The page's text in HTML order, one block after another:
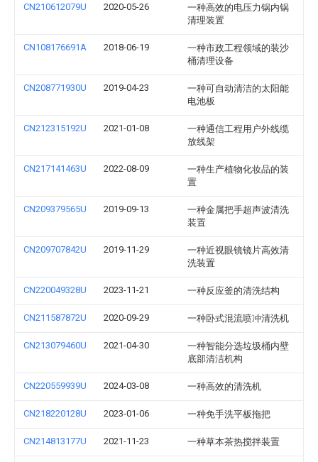
CN210612079U 2020-05-26
一种高效的电压力锅内锅
清理装置
CN108176691A 2018-06-19
一种市政工程领域的装沙
桶清理设备
CN208771930U 2019-04-23
一种可自动清洁的太阳能
电池板
CN212315192U 2021-01-08
一种通信工程用户外线缆
放线架
CN217141463U 2022-08-09
一种生产植物化妆品的装
置
CN209379565U 2019-09-13
一种金属把手超声波清洗
装置
CN209707842U 2019-11-29
一种近视眼镜镜片高效清
洗装置
CN220049328U 2023-11-21 一种反应釜的清洗结构
CN211587872U 2020-09-29 一种卧式混流喷冲清洗机
CN213079460U 2021-04-30
一种智能分选垃圾桶内壁
底部清洁机构
CN220559939U 2024-03-08 一种高效的清洗机
CN218220128U 2023-01-06 一种免手洗平板拖把
CN214813177U 2021-11-23 一种草本茶热搅拌装置